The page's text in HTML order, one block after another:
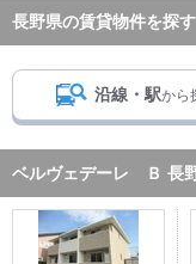
長野県の賃貸物件を探す
沿線・駅から
ベルヴェデーレ Ｂ 長